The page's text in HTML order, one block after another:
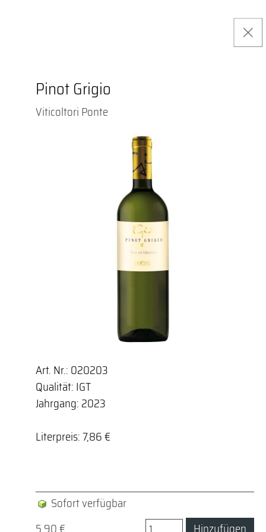
Pinot Grigio
Viticoltori Ponte
Art. Nr.: 020203
Qualität: IGT
Jahrgang: 2023
Literpreis: 7,86 €
Sofort verfügbar